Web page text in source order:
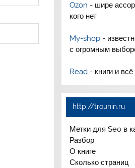
Ozon - шире
кого нет
My-shop-
с огромным
Read- книги и
http://trounin.ru
Метки для Seo в
Разбор
О книге
Сколько страниц